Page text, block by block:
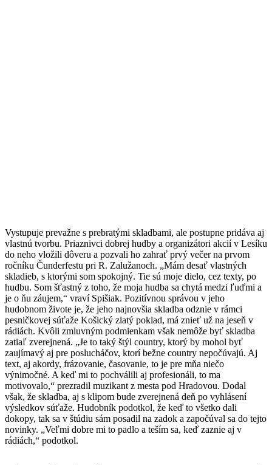
Vystupuje prevažne s prebratými skladbami, ale postupne pridáva aj
vlastnú tvorbu. Priaznivci dobrej hudby a organizátori akcií v Lesíku
do neho vložili dôveru a pozvali ho zahrať prvý večer na prvom
ročníku Čunderfestu pri R. Zalužanoch. „Mám desať vlastných
skladieb, s ktorými som spokojný. Tie sú moje dielo, cez texty, po
hudbu. Som šťastný z toho, že moja hudba sa chytá medzi ľuďmi a
je o ňu záujem,“ vraví Spišiak. Pozitívnou správou v jeho
hudobnom živote je, že jeho najnovšia skladba odznie v rámci
pesničkovej súťaže Košický zlatý poklad, má znieť už na jeseň v
rádiách. Kvôli zmluvným podmienkam však nemôže byť skladba
zatiaľ zverejnená. „Je to taký štýl country, ktorý by mohol byť
zaujímavý aj pre poslucháčov, ktorí bežne country nepočúvajú. Aj
text, aj akordy, frázovanie, časovanie, to je pre mňa niečo
výnimočné. A keď mi to pochválili aj profesionáli, to ma
motivovalo,“ prezradil muzikant z mesta pod Hradovou. Dodal
však, že skladba, aj s klipom bude zverejnená deň po vyhlásení
výsledkov súťaže. Hudobník podotkol, že keď to všetko dali
dokopy, tak sa v štúdiu sám posadil na zadok a započúval sa do tejto
novinky. „Veľmi dobre mi to padlo a teším sa, keď zaznie aj v
rádiách,“ podotkol.